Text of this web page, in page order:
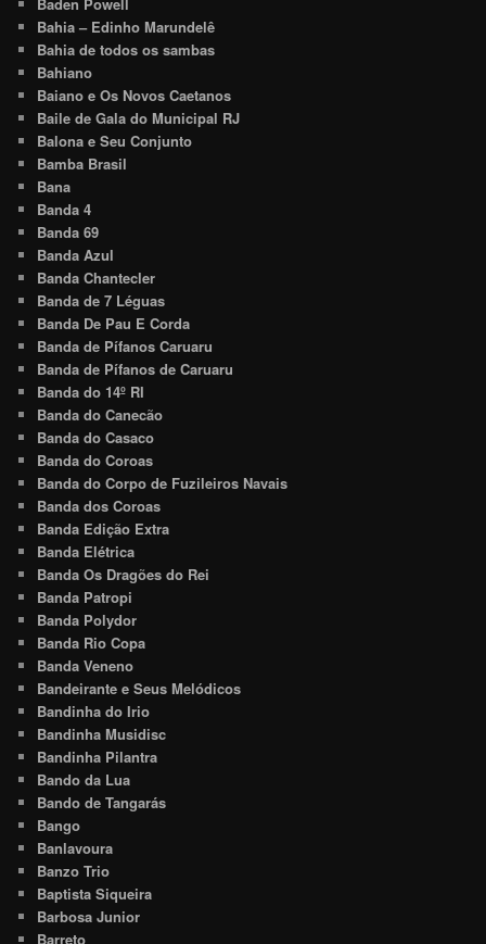
Baden Powell
Bahia – Edinho Marundelê
Bahia de todos os sambas
Bahiano
Baiano e Os Novos Caetanos
Baile de Gala do Municipal RJ
Balona e Seu Conjunto
Bamba Brasil
Bana
Banda 4
Banda 69
Banda Azul
Banda Chantecler
Banda de 7 Léguas
Banda De Pau E Corda
Banda de Pífanos Caruaru
Banda de Pífanos de Caruaru
Banda do 14º RI
Banda do Canecão
Banda do Casaco
Banda do Coroas
Banda do Corpo de Fuzileiros Navais
Banda dos Coroas
Banda Edição Extra
Banda Elétrica
Banda Os Dragões do Rei
Banda Patropi
Banda Polydor
Banda Rio Copa
Banda Veneno
Bandeirante e Seus Melódicos
Bandinha do Irio
Bandinha Musidisc
Bandinha Pilantra
Bando da Lua
Bando de Tangarás
Bango
Banlavoura
Banzo Trio
Baptista Siqueira
Barbosa Junior
Barreto